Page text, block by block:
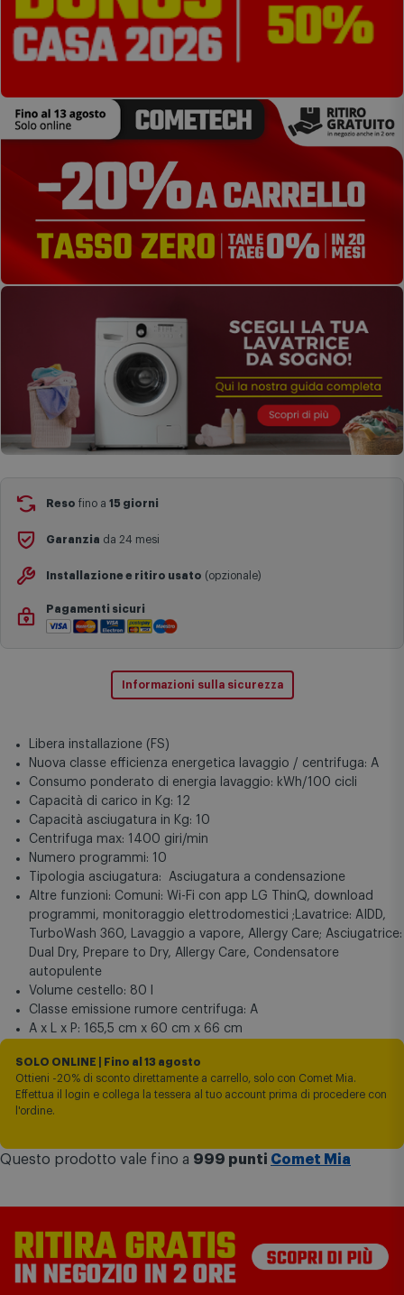
Reso fino a 15 giorni
Garanzia da 24 mesi
Installazione e ritiro usato (opzionale)
Pagamenti sicuri
Informazioni sulla sicurezza
Libera installazione (FS)
Nuova classe efficienza energetica lavaggio / centrifuga: A
Consumo ponderato di energia lavaggio: kWh/100 cicli
Capacità di carico in Kg: 12
Capacità asciugatura in Kg: 10
Centrifuga max: 1400 giri/min
Numero programmi: 10
Tipologia asciugatura: Asciugatura a condensazione
Altre funzioni: Comuni: Wi-Fi con app LG ThinQ, download
programmi, monitoraggio elettrodomestici ;Lavatrice: AIDD,
TurboWash 360, Lavaggio a vapore, Allergy Care; Asciugatrice:
Dual Dry, Prepare to Dry, Allergy Care, Condensatore
autopulente
Volume cestello: 80 l
Classe emissione rumore centrifuga: A
A x L x P: 165,5 cm x 60 cm x 66 cm
SOLO ONLINE | Fino al 13 agosto
Ottieni -20% di sconto direttamente a carrello, solo con Comet Mia.
Effettua il login e collega la tessera al tuo account prima di procedere con
l'ordine.
Questo prodotto vale fino a 999 punti Comet Mia